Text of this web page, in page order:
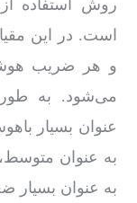
و هر ضریب
به عنوان بسیار